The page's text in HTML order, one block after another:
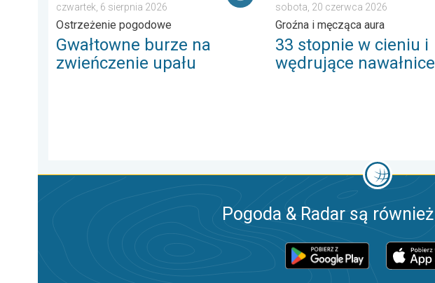
czwartek, 6 sierpnia 2026
Ostrzeżenie pogodowe
Gwałtowne burze na
zwieńczenie upału
sobota, 20 czerwca 2026
Groźna i męcząca aura
33 stopnie w cieniu i
wędrujące nawałnice
Pogoda & Radar są